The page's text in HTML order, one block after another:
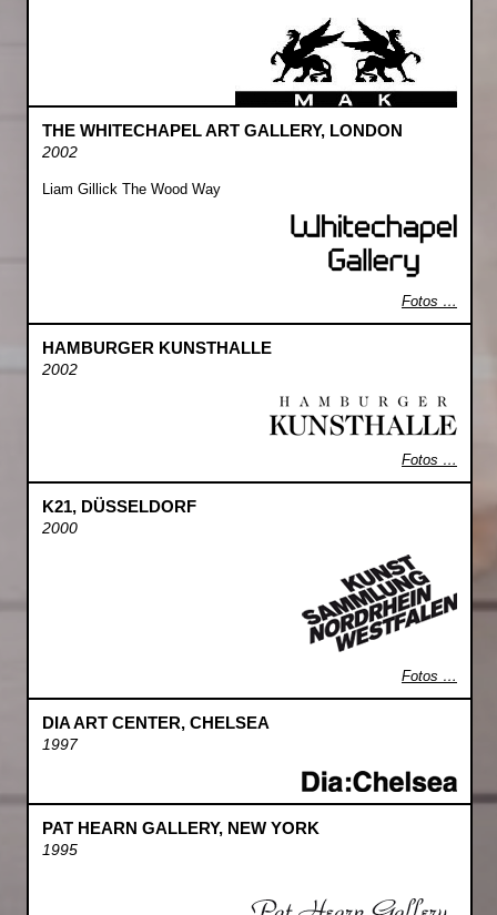
THE WHITECHAPEL ART GALLERY, LONDON
2002
Liam Gillick The Wood Way
Fotos …
HAMBURGER KUNSTHALLE
2002
Fotos …
K21, DÜSSELDORF
2000
Fotos …
DIA ART CENTER, CHELSEA
1997
PAT HEARN GALLERY, NEW YORK
1995